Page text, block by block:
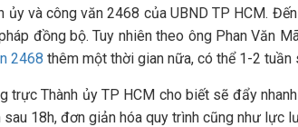
ủy và công văn 2468 của UBND TP HCM.
đồng bộ. Tuy nhiên theo ông Phan Văn
2468 thêm một thời gian nữa, có thể 1-2 tuần
trực Thành ủy TP HCM cho biết sẽ đẩy
18h, đơn giản hóa quy trình cũng như lực